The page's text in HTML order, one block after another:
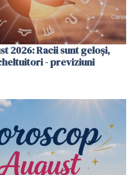
2026: Racii sunt geloși,
- previziuni